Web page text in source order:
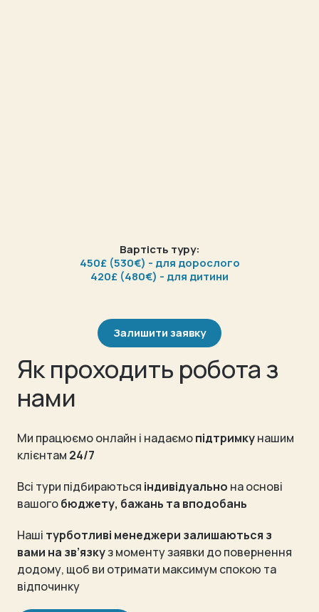
Вартість туру:
450£ (530€) - для дорослого
420£ (480€) - для дитини
Залишити заявку
Як проходить робота з
нами
Ми працюємо онлайн і надаємопідтримкунашим
клієнтам 24/7
Всі тури підбираються індивідуально на основі
вашогобюджету, бажань та вподобань
Наші турботливі менеджери залишаються з
вами на зв’язкуз моменту заявки до повернення
додому, щоб ви отримати максимум спокою та
відпочинку